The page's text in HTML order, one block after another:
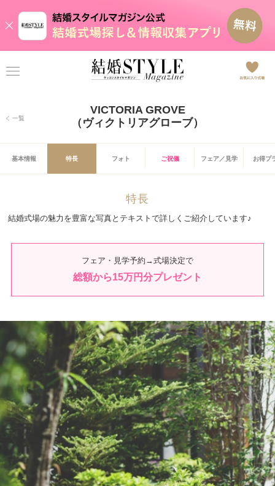
一覧
VICTORIA GROVE
（ヴィクトリアグローブ）
基本情報 特長 フォト ご祝儀 フェア／見学 お得プ
特長
結婚式場の魅力を豊富な写真とテキストで詳しくご紹介しています♪
フェア・見学予約→式場決定で
総額から15万円分プレゼント